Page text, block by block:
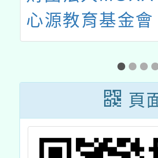
心源教育基金會
辦理「國小正念
課程推廣計畫」
頁